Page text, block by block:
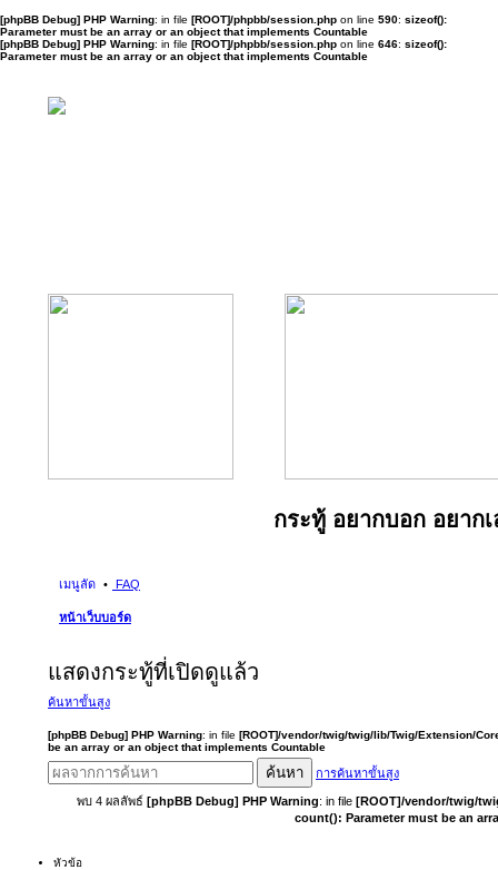
[phpBB Debug] PHP Warning: in file [ROOT]/phpbb/session.php on line 590: sizeof():
Parameter must be an array or an object that implements Countable
[phpBB Debug] PHP Warning: in file [ROOT]/phpbb/session.php on line 646: sizeof():
Parameter must be an array or an object that implements Countable
กระทู้ อยากบอก อยากเ
เมนูลัด FAQ
หน้าเว็บบอร์ด
แสดงกระทู้ที่เปิดดูแล้ว
ค้นหาขั้นสูง
[phpBB Debug] PHP Warning: in file [ROOT]/vendor/twig/twig/lib/Twig/Extension/
be an array or an object that implements Countable
ค้นหา การค้นหาขั้นสูง
พบ 4 ผลลัพธ์ [phpBB Debug] PHP Warning: in file [ROOT]/vendor/twig/
count(): Parameter must be an
หัวข้อ